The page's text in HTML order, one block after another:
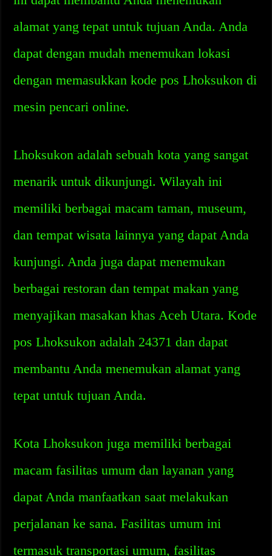
alamat yang tepat untuk tujuan Anda. Anda
dapat dengan mudah menemukan lokasi
dengan memasukkan kode pos Lhoksukon di
mesin pencari online.
Lhoksukon adalah sebuah kota yang sangat
menarik untuk dikunjungi. Wilayah ini
memiliki berbagai macam taman, museum,
dan tempat wisata lainnya yang dapat Anda
kunjungi. Anda juga dapat menemukan
berbagai restoran dan tempat makan yang
menyajikan masakan khas Aceh Utara. Kode
pos Lhoksukon adalah 24371 dan dapat
membantu Anda menemukan alamat yang
tepat untuk tujuan Anda.
Kota Lhoksukon juga memiliki berbagai
macam fasilitas umum dan layanan yang
dapat Anda manfaatkan saat melakukan
perjalanan ke sana. Fasilitas umum ini
termasuk transportasi umum, fasilitas